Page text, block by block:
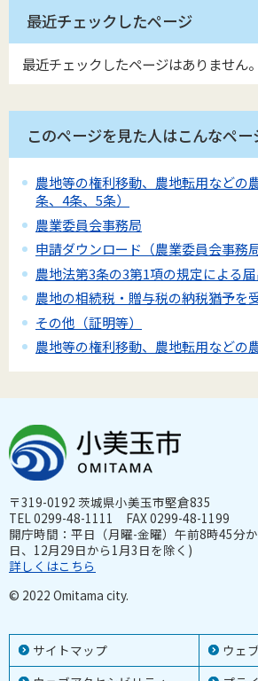
最近チェックしたページ
最近チェックしたページはありません。
このページを見た人はこんなペ
農地等の権利移動、農地転用などの
条、4条、5条）
農業委員会事務局
申請ダウンロード（農業委員会事務局
農地法第3条の3第1項の規定による届
農地の相続税・贈与税の納税猶予を
その他（証明等）
農地等の権利移動、農地転用などの
サイトマップ
ウェ
〒319-0192 茨城県小美玉市堅倉835
TEL 0299-48-1111 FAX 0299-48-1199
開庁時間：平日（月曜-金曜）午前8時45分
日、12月29日から1月3日を除く)
詳しくはこちら
© 2022 Omitama city.